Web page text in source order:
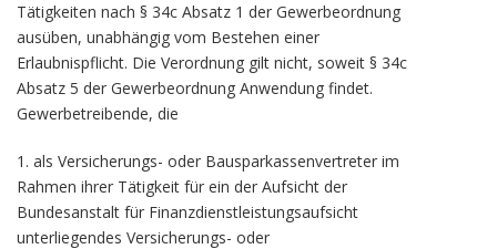
Tätigkeiten nach § 34c Absatz 1 der Gewerbeordnung
ausüben, unabhängig vom Bestehen einer
Erlaubnispflicht. Die Verordnung gilt nicht, soweit § 34c
Absatz 5 der Gewerbeordnung Anwendung findet.
Gewerbetreibende, die
1. als Versicherungs- oder Bausparkassenvertreter im
Rahmen ihrer Tätigkeit für ein der Aufsicht der
Bundesanstalt für Finanzdienstleistungsaufsicht
unterliegendes Versicherungs- oder